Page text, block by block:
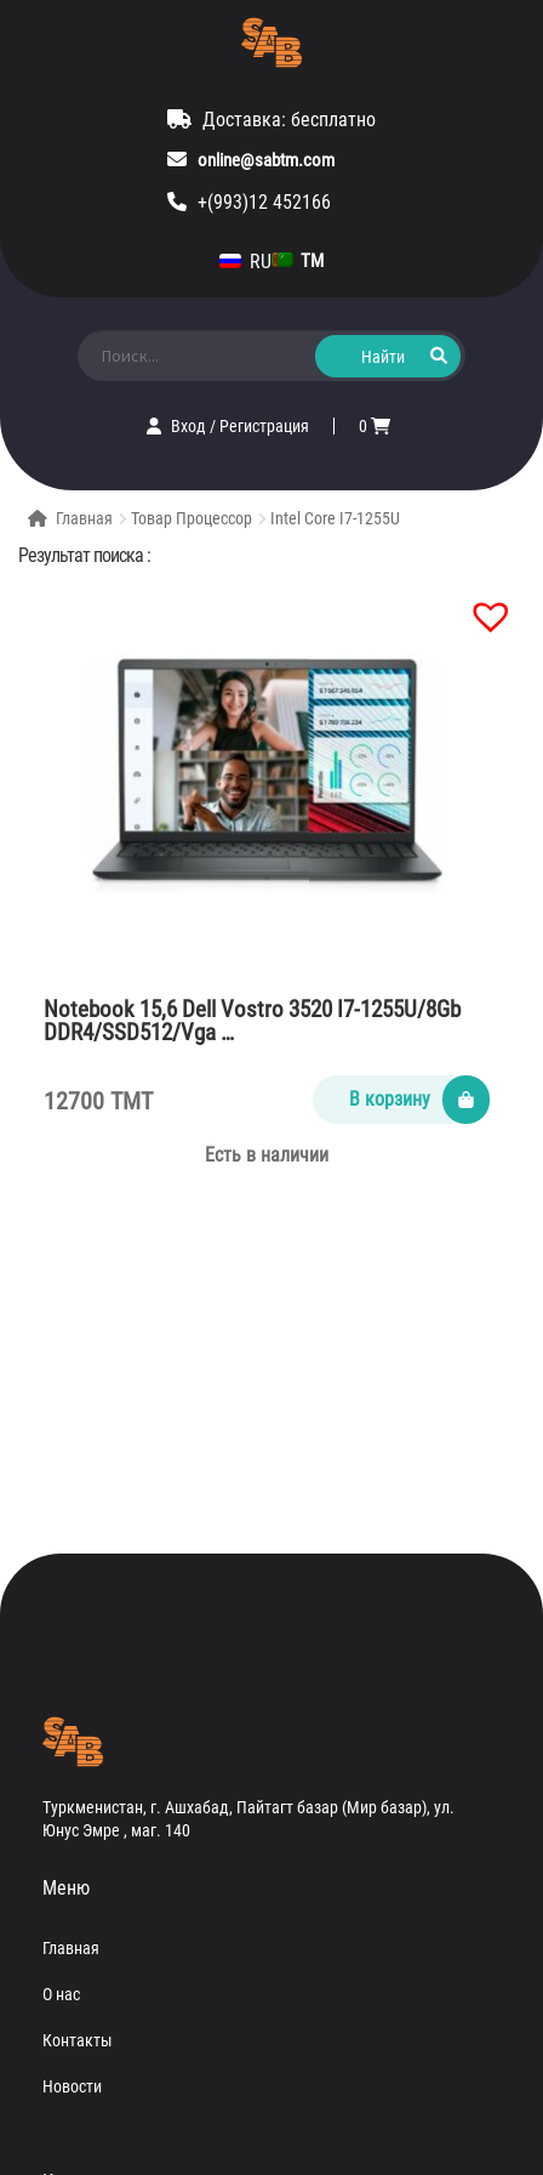
Доставка: бесплатно
online@sabtm.com
+(993)12 452166
RU TM
Вход/ Регистрация 0
Главная Товар Процессор Intel Core I7-1255U
Результат поиска :
Notebook 15,6 Dell Vostro 3520 I7-1255U/8Gb
DDR4/SSD512/Vga …
12700 TMT В корзину
Есть в наличии
Туркменистан, г. Ашхабад, Пайтагт базар (Мир базар), ул.
Юнус Эмре , маг. 140
Меню
Главная
О нас
Контакты
Новости